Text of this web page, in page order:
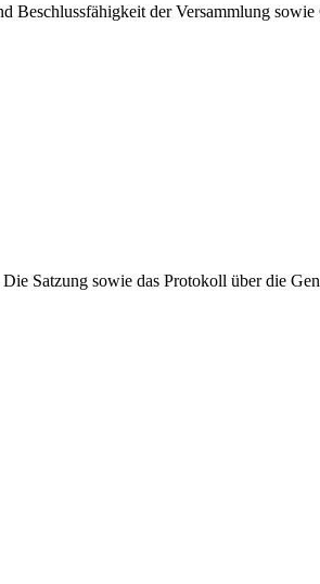
Beschlussfähigkeit der Versammlung
Satzung sowie das Protokoll über die